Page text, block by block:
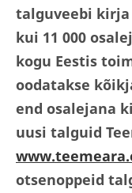
talguveebi
kui 11 000
kogu Eestis
oodatakse
end osalejana
uusi talguid
otsenoppeid